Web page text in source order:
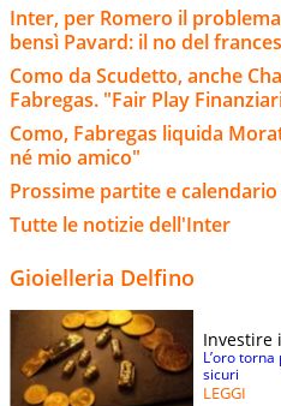
Inter, per Romero il
bensì Pavard: il no del
Como da Scudetto, anche
Fabregas. "Fair Play
Como, Fabregas liquida
né mio amico"
Prossime partite e
Tutte le notizie dell'Inter
Gioielleria Delfino
Investire
L’oro
sicuri
LEGGI